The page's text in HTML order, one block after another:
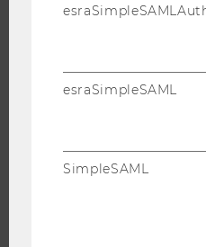
BACHELOR
EXECUTIVE EDUCATION
INTERNATIONALE UND
ANGEBOTE FÜR SCHULEN
esraSimpleSAML
SimpleSAML